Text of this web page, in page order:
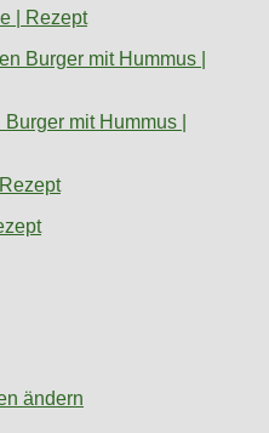
| Rezept
mit Hummus |
ändern